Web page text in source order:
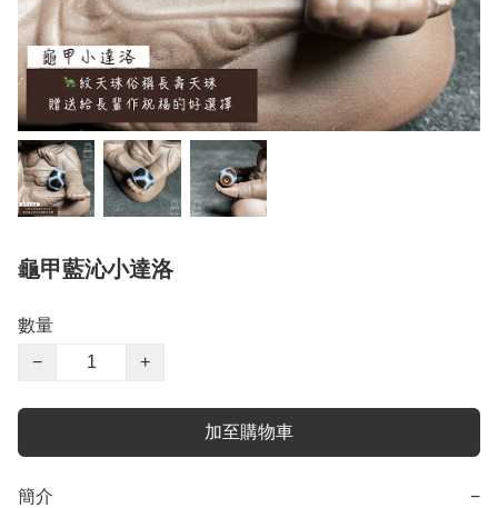
龜甲藍沁小達洛
數量
−
+
加至購物車
簡介 −